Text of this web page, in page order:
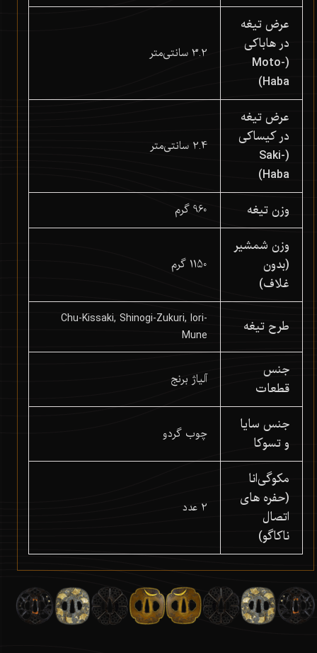
عرض تیغه
در هاباکی
(Moto-
Haba)
3.2 سانتی‌متر
عرض تیغه
در کیساکی
(Saki-
Haba)
2.4 سانتی‌متر
وزن تیغه 960 گرم
وزن شمشیر
(بدون
غلاف)
1150 گرم
طرح تیغه
Chu-Kissaki, Shinogi-Zukuri, Iori-
Mune
جنس
قطعات
آلیاژ برنج
جنس سایا
و تسوکا
چوب گردو
مکوگی‌انا
(حفره های
اتصال
ناکاگو)
2 عدد